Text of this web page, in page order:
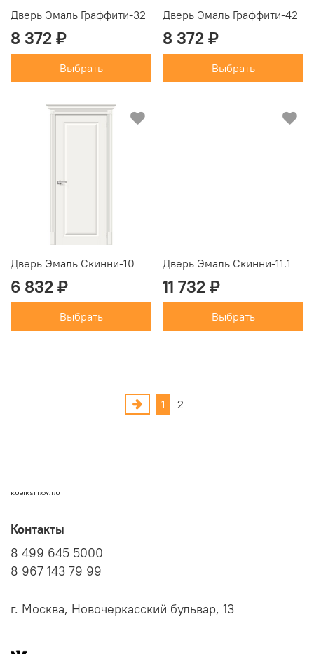
Дверь Эмаль Граффити-32
8 372 ₽
Выбрать
Дверь Эмаль Граффити-42
8 372 ₽
Выбрать
Дверь Эмаль Скинни-10
6 832 ₽
Выбрать
Дверь Эмаль Скинни-11.1
11 732 ₽
Выбрать
1 2
KUBIKSTROY.RU
Контакты
8 499 645 5000
8 967 143 79 99
г. Москва, Новочеркасский бульвар, 13